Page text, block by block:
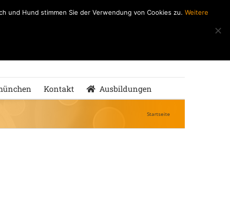
Kontakt Ausbildungen
Startseite
und Hund stimmen Sie der Verwendung von Cookies zu. Weitere